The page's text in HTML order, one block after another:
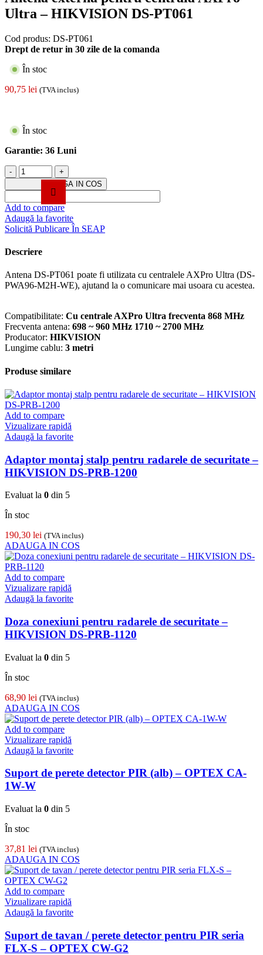
Ultra – HIKVISION DS-PT061
Cod produs: DS-PT061
Drept de retur in 30 zile de la comanda
În stoc
90,75 lei (TVA inclus)
În stoc
Garantie: 36 Luni
Cantitate
Antena
externa
pentru
centrala
AXPro
Ultra
HIKVISION
PT061
ADAUGA IN COS
Add to compare
Adaugă la favorite
Solicită Publicare În SEAP
Descriere
Antena DS-PT061 poate fi utilizata cu centralele AXPro Ultra (DS-
PWA96-M2H-WE), ajutand la o comunicare mai usoara cu acestea.
Compatibilitate: Cu centrale AXPro Ultra frecventa 868 MHz
Frecventa antena: 698 ~ 960 MHz 1710 ~ 2700 MHz
Producator: HIKVISION
Lungime cablu: 3 metri
Produse similare
Add to compare
Vizualizare rapidă
Adaugă la favorite
Adaptor montaj stalp pentru radarele de securitate –
HIKVISION DS-PRB-1200
Evaluat la 0 din 5
În stoc
190,30 lei (TVA inclus)
ADAUGA IN COS
Add to compare
Vizualizare rapidă
Adaugă la favorite
Doza conexiuni pentru radarele de securitate –
HIKVISION DS-PRB-1120
Evaluat la 0 din 5
În stoc
68,90 lei (TVA inclus)
ADAUGA IN COS
Add to compare
Vizualizare rapidă
Adaugă la favorite
Suport de perete detector PIR (alb) – OPTEX CA-
1W-W
Evaluat la 0 din 5
În stoc
37,81 lei (TVA inclus)
ADAUGA IN COS
Add to compare
Vizualizare rapidă
Adaugă la favorite
Suport de tavan / perete detector pentru PIR seria
FLX-S – OPTEX CW-G2